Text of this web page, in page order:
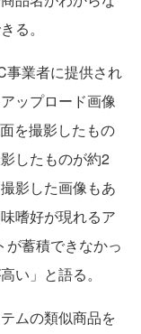
る。
業者に提供され
ップロード画像
を撮影したもの
したものが約2
影した画像もあ
嗜好が現れるア
が蓄積できなかっ
い」と語る。
ムの類似商品を